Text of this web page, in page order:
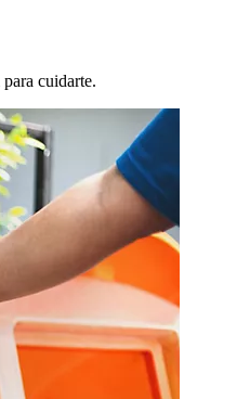
cuidarte.